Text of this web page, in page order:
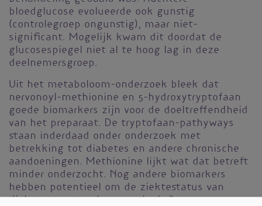
bloedglucose evolueerde ook gunstig
(controlegroep ongunstig), maar niet-
significant. Mogelijk kwam dit doordat de
glucosespiegel niet al te hoog lag in deze
deelnemersgroep.
Uit het metaboloom-onderzoek bleek dat
nervonoyl-methionine en 5-hydroxytryptofaan
goede biomarkers zijn voor de doeltreffendheid
van het preparaat. De tryptofaan-pathyways
staan inderdaad onder onderzoek met
betrekking tot diabetes en andere chronische
aandoeningen. Methionine lijkt wat dat betreft
minder onderzocht. Nog andere biomarkers
hebben potentieel om de ziektestatus van